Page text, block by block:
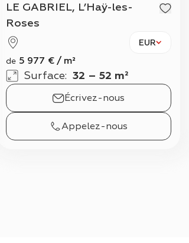
LE GABRIEL, L’Haÿ-les-
Roses
EUR
de 5 977 €/ m²
Surface: 32 – 52 m²
Écrivez-nous
Appelez-nous